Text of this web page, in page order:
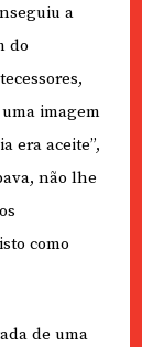
a
do
imagem
era aceite”,
não lhe
como
de uma